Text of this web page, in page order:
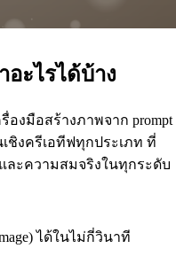
อะไรได้บ้าง
รื่องมือสร้างภาพจาก prompt
ชิงครีเอทีฟทุกประเภท ที่
ละความสมจริงในทุกระดับ
ได้ในไม่กี่วินาที